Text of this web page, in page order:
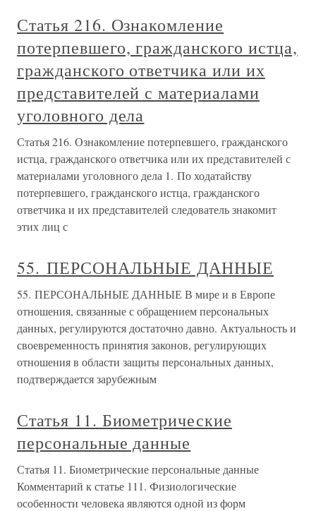
Статья 216. Ознакомление
потерпевшего, гражданского истца,
гражданского ответчика или их
представителей с материалами
уголовного дела
Статья 216. Ознакомление потерпевшего, гражданского
истца, гражданского ответчика или их представителей с
материалами уголовного дела 1. По ходатайству
потерпевшего, гражданского истца, гражданского
ответчика и их представителей следователь знакомит
этих лиц с
55. ПЕРСОНАЛЬНЫЕ ДАННЫЕ
55. ПЕРСОНАЛЬНЫЕ ДАННЫЕ В мире и в Европе
отношения, связанные с обращением персональных
данных, регулируются достаточно давно. Актуальность и
своевременность принятия законов, регулирующих
отношения в области защиты персональных данных,
подтверждается зарубежным
Статья 11. Биометрические
персональные данные
Статья 11. Биометрические персональные данные
Комментарий к статье 111. Физиологические
особенности человека являются одной из форм